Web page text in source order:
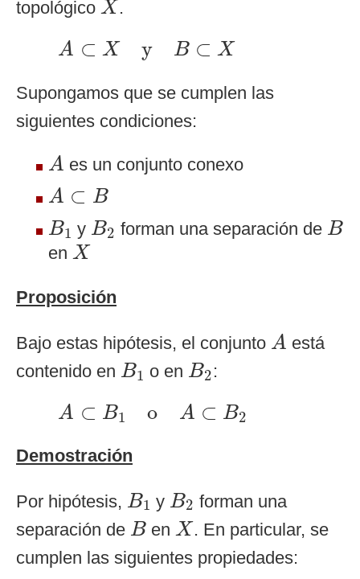
topológico X .
A ⊂ X y B ⊂ X
A⊂ XyB ⊂X
Supongamos que se cumplen las
siguientes condiciones:
A
A es un conjunto conexo
A ⊂ B
A ⊂B
B1
B1 y B2
B2 forman una separación de B
B
en X
X
Proposición
Bajo estas hipótesis, el conjunto A
A está
contenido en B1
B1 o en B2
B2 :
A ⊂ B1 o A ⊂ B2
A ⊂ o ⊂B 2
Demostración
Por hipótesis, B1
B1 y B2
B2
forman una
separación de B
B en X
X . En particular, se
cumplen las siguientes propiedades: